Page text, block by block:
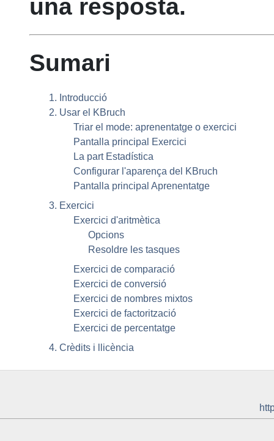
una resposta.
Sumari
1. Introducció
2. Usar el KBruch
Triar el mode: aprenentatge o exercici
Pantalla principal Exercici
La part Estadística
Configurar l'aparença del KBruch
Pantalla principal Aprenentatge
3. Exercici
Exercici d'aritmètica
Opcions
Resoldre les tasques
Exercici de comparació
Exercici de conversió
Exercici de nombres mixtos
Exercici de factorització
Exercici de percentatge
4. Crèdits i llicència